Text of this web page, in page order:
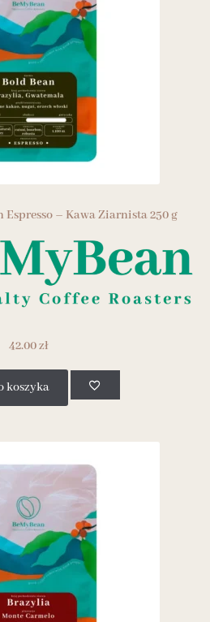
Espresso – Kawa Ziarnista 250 g
42.00zł
koszyka